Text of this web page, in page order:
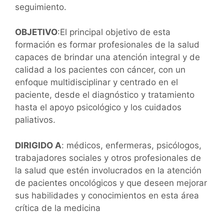
seguimiento.
OBJETIVO:El principal objetivo de esta
formación es formar profesionales de la salud
capaces de brindar una atención integral y de
calidad a los pacientes con cáncer, con un
enfoque multidisciplinar y centrado en el
paciente, desde el diagnóstico y tratamiento
hasta el apoyo psicológico y los cuidados
paliativos.
DIRIGIDO A: médicos, enfermeras, psicólogos,
trabajadores sociales y otros profesionales de
la salud que estén involucrados en la atención
de pacientes oncológicos y que deseen mejorar
sus habilidades y conocimientos en esta área
crítica de la medicina